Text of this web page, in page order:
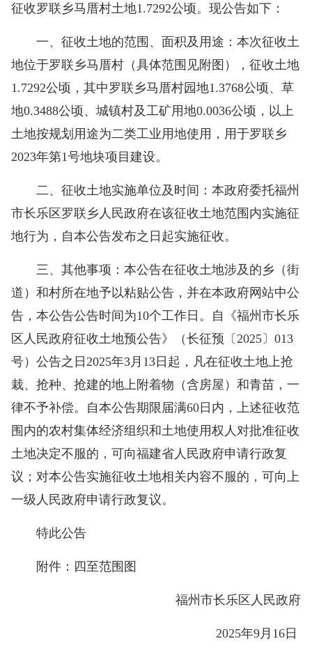
征收罗联乡马厝村土地1.7292公顷。现公告如下：
一、征收土地的范围、面积及用途：本次征收土
地位于罗联乡马厝村（具体范围见附图），征收土地
1.7292公顷，其中罗联乡马厝村园地1.3768公顷、草
地0.3488公顷、城镇村及工矿用地0.0036公顷，以上
土地按规划用途为二类工业用地使用，用于罗联乡
2023年第1号地块项目建设。
二、征收土地实施单位及时间：本政府委托福州
市长乐区罗联乡人民政府在该征收土地范围内实施征
地行为，自本公告发布之日起实施征收。
三、其他事项：本公告在征收土地涉及的乡（街
道）和村所在地予以粘贴公告，并在本政府网站中公
告，本公告公告时间为10个工作日。自《福州市长乐
区人民政府征收土地预公告》（长征预〔2025〕013
号）公告之日2025年3月13日起，凡在征收土地上抢
栽、抢种、抢建的地上附着物（含房屋）和青苗，一
律不予补偿。自本公告期限届满60日内，上述征收范
围内的农村集体经济组织和土地使用权人对批准征收
土地决定不服的，可向福建省人民政府申请行政复
议；对本公告实施征收土地相关内容不服的，可向上
一级人民政府申请行政复议。
特此公告
附件：四至范围图
福州市长乐区人民政府
2025年9月16日